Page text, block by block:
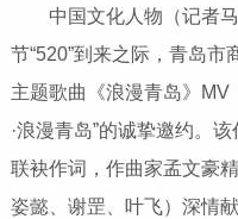
中国文化人物（记者马
节“520”到来之际，青岛市
主题歌曲《浪漫青岛》MV
·浪漫青岛”的诚挚邀约。
联袂作词，作曲家孟文豪
姿懿、谢罡、叶飞）深情